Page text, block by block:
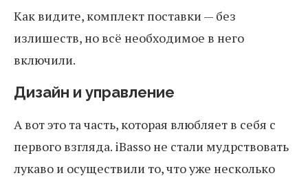
Как видите, комплект поставки — без
излишеств, но всё необходимое в него
включили.
Дизайн и управление
А вот это та часть, которая влюбляет в себя с
первого взгляда. iBasso не стали мудрствовать
лукаво и осуществили то, что уже несколько